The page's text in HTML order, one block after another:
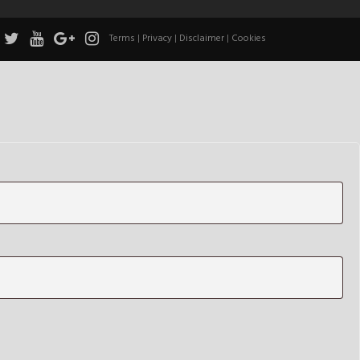
Terms | Privacy | Disclaimer | Cookies